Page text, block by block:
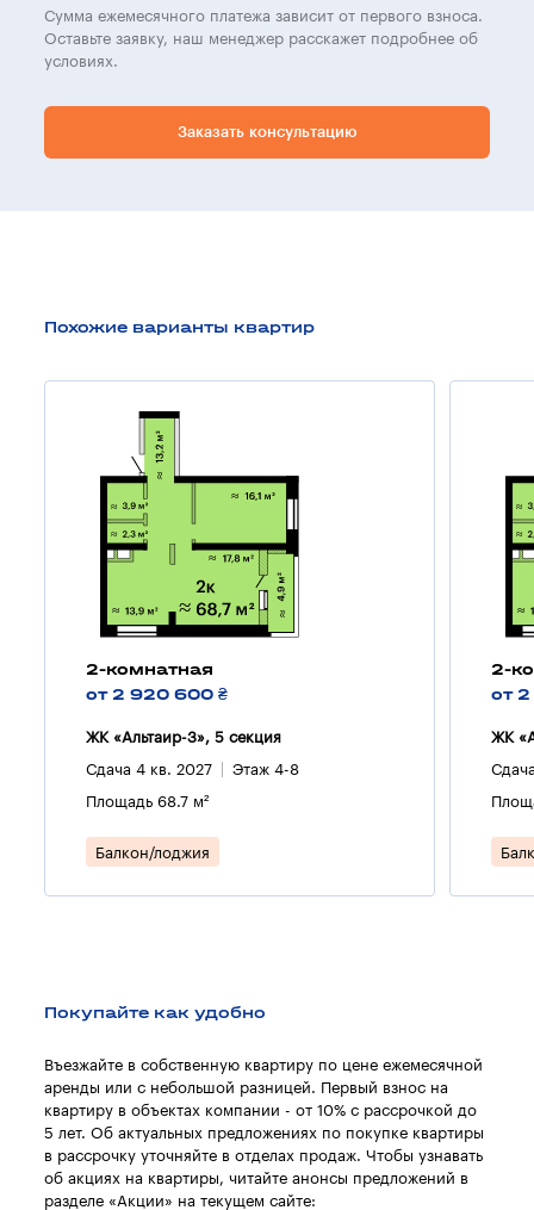
Сумма ежемесячного платежа зависит от первого взноса.
Оставьте заявку, наш менеджер расскажет подробнее об
условиях.
Заказать консультацию
Похожие варианты квартир
2-комнатная
от 2 920 600 ₴
ЖК «Альтаир-3», 5 секция
Сдача 4 кв. 2027 Этаж 4-8
Площадь 68.7 м²
Балкон/лоджия
2-
от
ЖК
Покупайте как удобно
Въезжайте в собственную квартиру по цене ежемесячной
аренды или с небольшой разницей. Первый взнос на
квартиру в объектах компании - от 10% с рассрочкой до
5 лет. Об актуальных предложениях по покупке квартиры
в рассрочку уточняйте в отделах продаж. Чтобы узнавать
об акциях на квартиры, читайте анонсы предложений в
разделе «Акции» на текущем сайте: